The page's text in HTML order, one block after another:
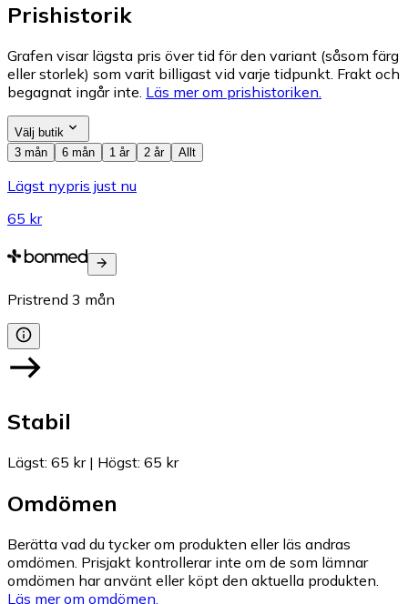
Prishistorik
Grafen visar lägsta pris över tid för den variant (såsom färg
eller storlek) som varit billigast vid varje tidpunkt. Frakt och
begagnat ingår inte. Läs mer om prishistoriken.
Välj butik
3 mån
6 mån 1 år 2 år Allt
Lägst nypris just nu
65 kr
Pristrend 3 mån
Stabil
Lägst: 65 kr| Högst: 65 kr
Omdömen
Berätta vad du tycker om produkten eller läs andras
omdömen. Prisjakt kontrollerar inte om de som lämnar
omdömen har använt eller köpt den aktuella produkten.
Läs mer om omdömen.